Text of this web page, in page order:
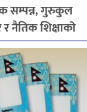
सम्पन्न, गुरुकुल
नैतिक शिक्षाको